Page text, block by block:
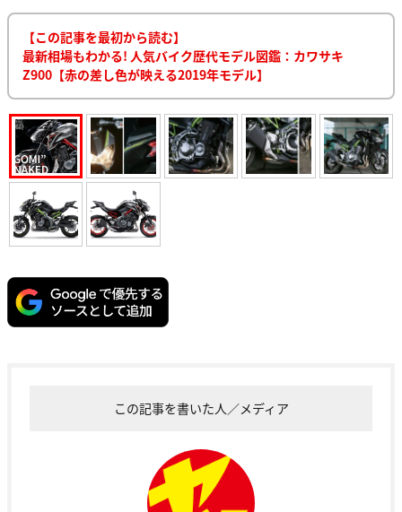
【この記事を最初から読む】
最新相場もわかる! 人気バイク歴代モデル図鑑：カワサキ
Z900【赤の差し色が映える2019年モデル】
この記事を書いた人／メディア